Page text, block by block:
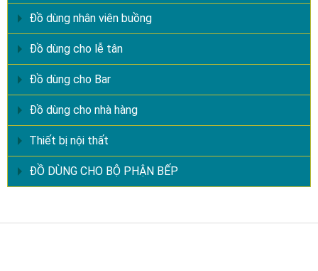
Đồ dùng nhân viên buồng
Đồ dùng cho lễ tân
Đồ dùng cho Bar
Đồ dùng cho nhà hàng
Thiết bị nội thất
ĐỒ DÙNG CHO BỘ PHẬN BẾP